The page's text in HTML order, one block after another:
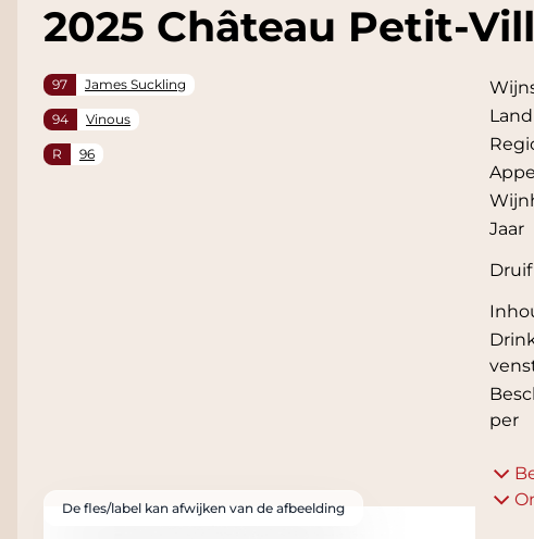
2025 Château Petit-
De fles/label kan afwijken van de afbeelding
97 James Suckling
94 Vinous
R 96
Land
Jaar
Druif
per